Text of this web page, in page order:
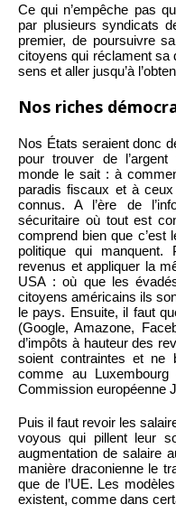
Ce qui n’empêche pas
par plusieurs syndicats
premier, de poursuivre
citoyens qui réclament sa
sens et aller jusqu’à
Nos riches
Nos États seraient donc
pour trouver de
monde le sait : à
paradis fiscaux et à
connus. A l’ère de
sécuritaire où tout est
comprend bien que c’est
politique qui
revenus et appliquer la
USA : où que les
citoyens américains ils
le pays. Ensuite, il faut
(Google, Amazone,
d’impôts à hauteur des
soient contraintes et ne
comme au
Commission européenne
Puis il faut revoir les
voyous qui pillent leur
augmentation de salaire
manière draconienne le
que de l’UE. Les
existent, comme dans